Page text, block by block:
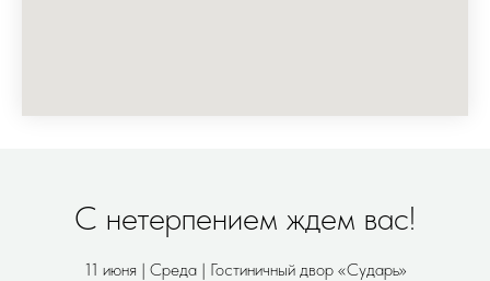
C нетерпением ждем вас!
11 июня | Среда | Гостиничный двор «Сударь»